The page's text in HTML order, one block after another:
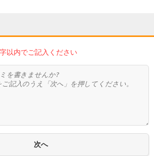
以内でご記入ください